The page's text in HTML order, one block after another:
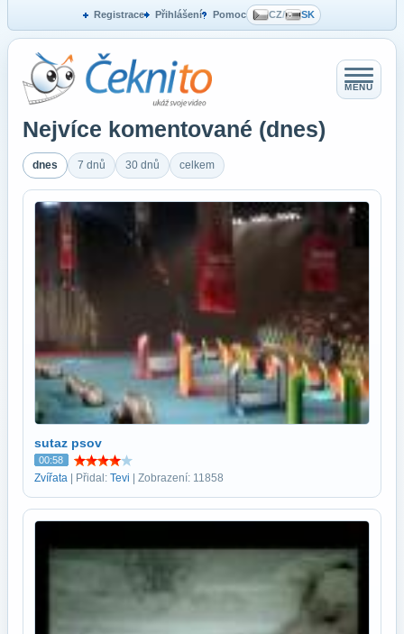
Registrace Přihlášení Pomoc CZ/ SK
MENU
Nejvíce komentované (dnes)
dnes 7 dnů 30 dnů celkem
sutaz psov
00:58
Zvířata | Přidal: Tevi | Zobrazení: 11858